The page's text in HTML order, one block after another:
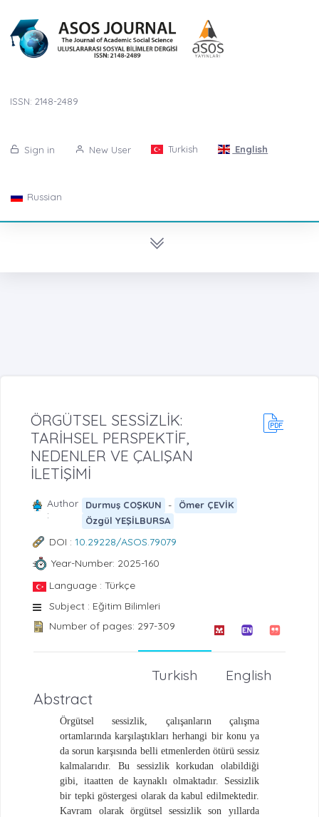
ISSN: 2148-2489
Sign in New User Turkish English
Russian
ÖRGÜTSEL SESSİZLİK:
TARİHSEL PERSPEKTİF,
NEDENLER VE ÇALIŞAN
İLETİŞİMİ
Author
:
Durmuş COŞKUN -
Ömer ÇEVİK
Özgül YEŞİLBURSA
DOI : 10.29228/ASOS.79079
Year-Number: 2025-160
Language : Türkçe
Subject : Eğitim Bilimleri
Number of pages: 297-309
English
Turkish
Abstract
Örgütsel sessizlik, çalışanların çalışma
ortamlarında karşılaştıkları herhangi bir konu ya
da sorun karşısında belli etmenlerden ötürü sessiz
kalmalarıdır. Bu sessizlik korkudan olabildiği
gibi, itaatten de kaynaklı olmaktadır. Sessizlik
bir tepki göstergesi olarak da kabul edilmektedir.
Kavram olarak örgütsel sessizlik son yıllarda